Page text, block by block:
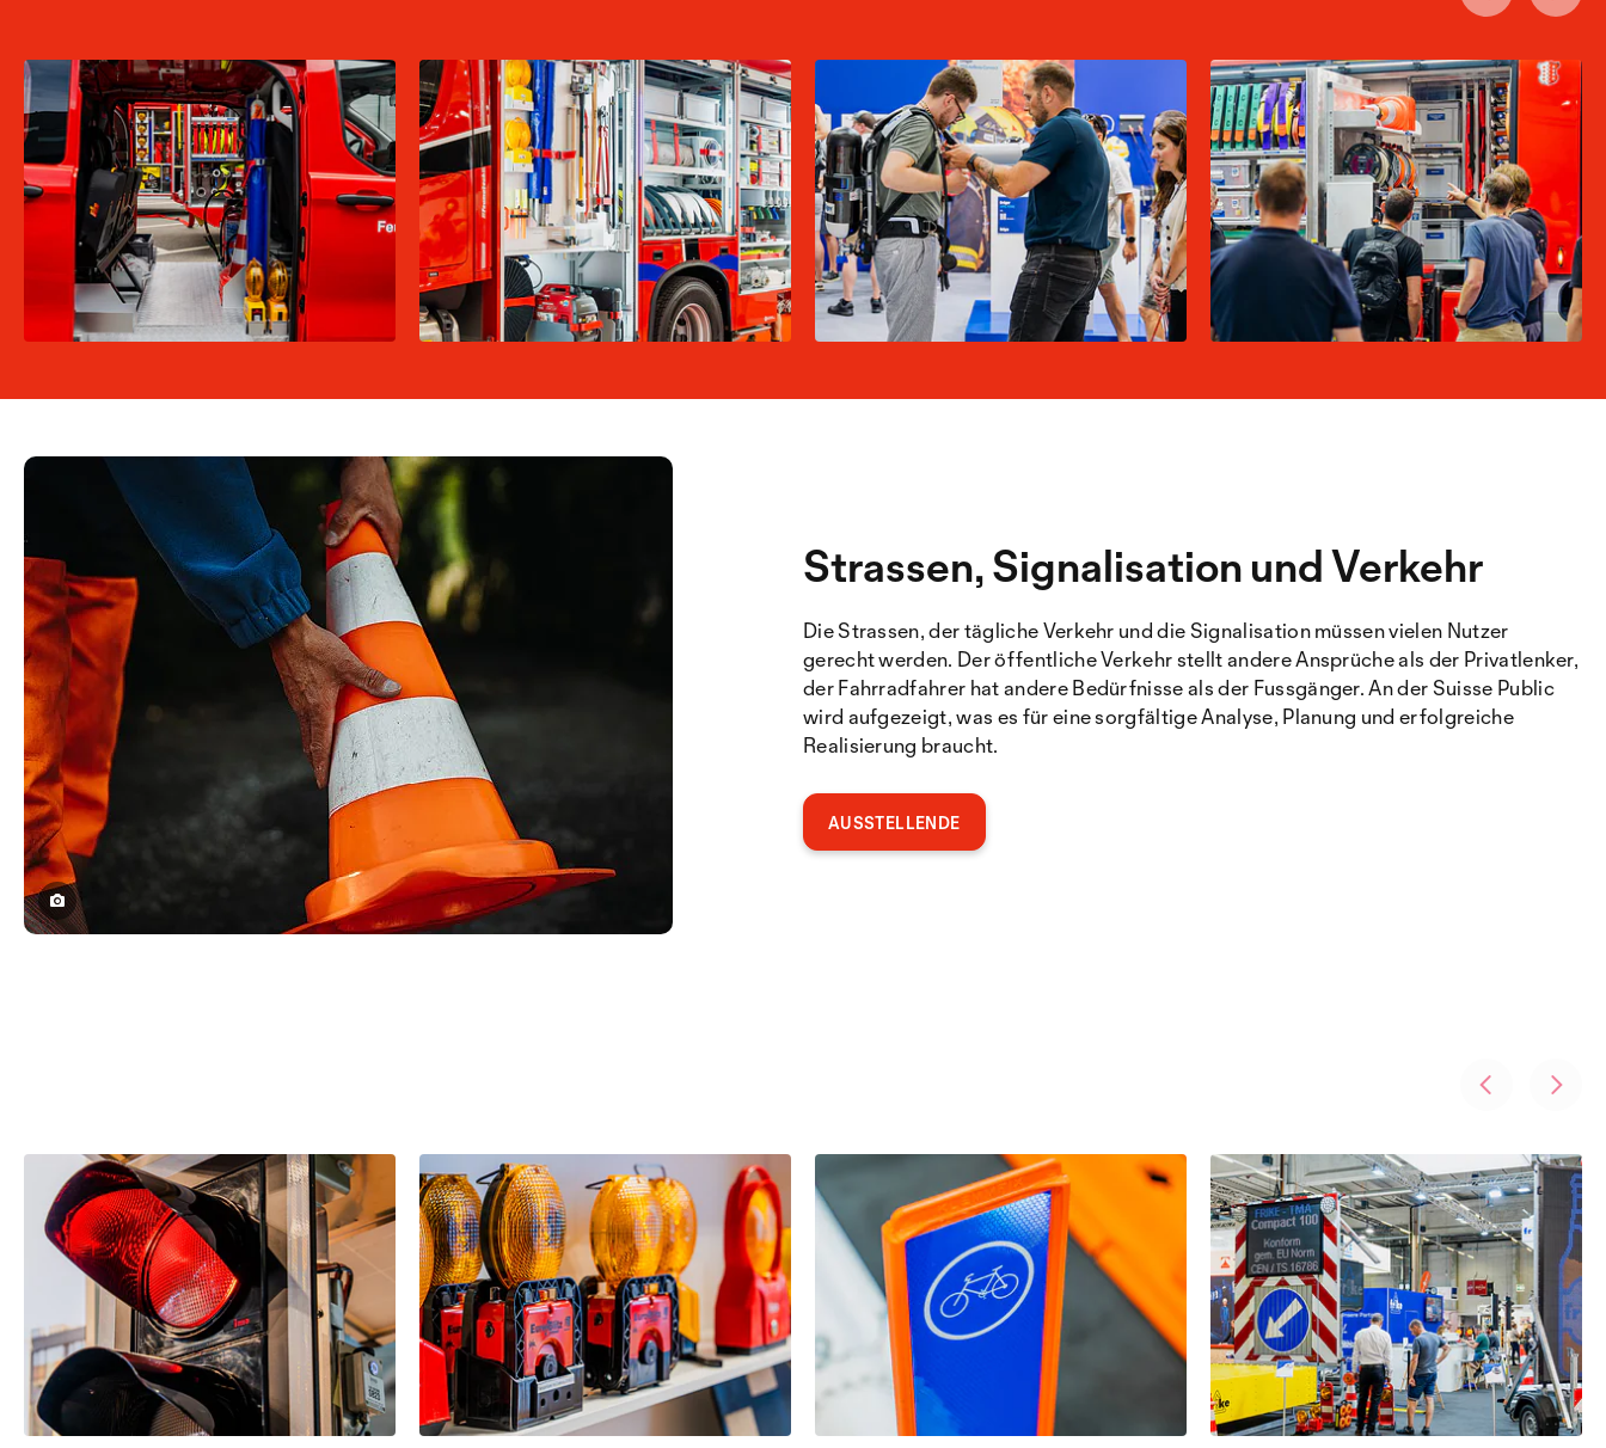
Strassen, Signalisation und Verkehr
Die Strassen, der tägliche Verkehr und die Signalisation müssen vielen Nutzer
gerecht werden. Der öffentliche Verkehr stellt andere Ansprüche als der Privatlenker,
der Fahrradfahrer hat andere Bedürfnisse als der Fussgänger. An der Suisse Public
wird aufgezeigt, was es für eine sorgfältige Analyse, Planung und erfolgreiche
Realisierung braucht.
AUSSTELLENDE